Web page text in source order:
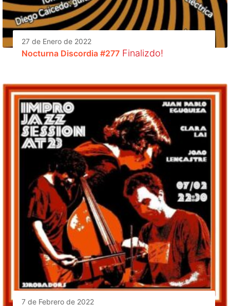
27 de Enero de 2022
Nocturna Discordia #277 Finalizdo!
7 de Febrero de 2022